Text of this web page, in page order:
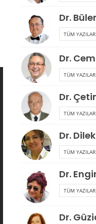
Dr.
TÜM
Dr.
TÜM
Dr.
TÜM
Dr.
TÜM
Dr.
TÜM
Dr.